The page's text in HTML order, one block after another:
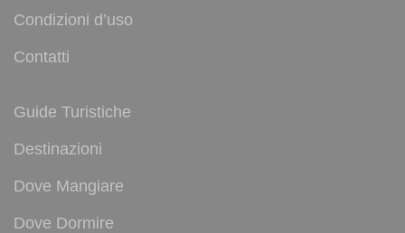
Condizioni d’uso
Contatti
Guide Turistiche
Destinazioni
Dove Mangiare
Dove Dormire